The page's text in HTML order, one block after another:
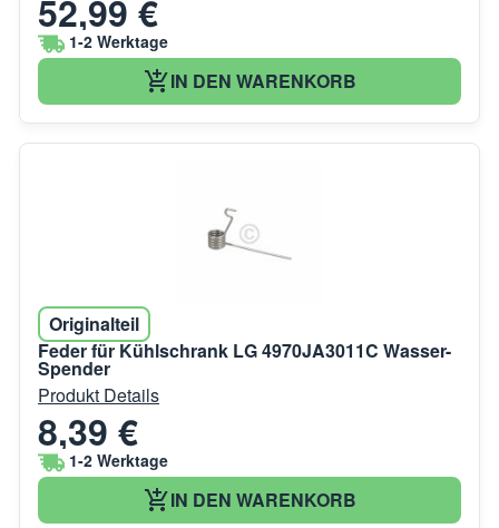
52,99 €
1-2 Werktage
IN DEN WARENKORB
Originalteil
Feder für Kühlschrank LG 4970JA3011C Wasser-
Spender
Produkt Details
8,39 €
1-2 Werktage
IN DEN WARENKORB